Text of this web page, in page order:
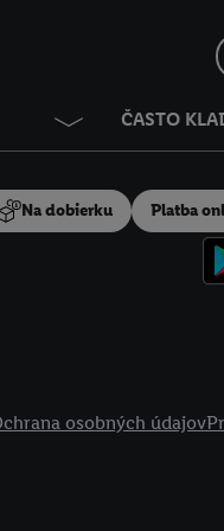
ČASTO
Na dobierku Platba
osobných údajov